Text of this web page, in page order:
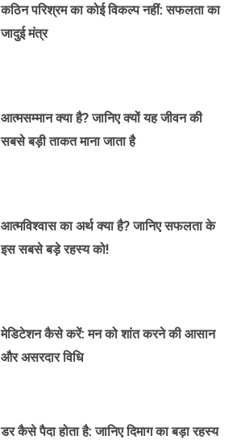
कठिन परिश्रम का कोई विकल्प नहीं: सफलता का
जादुई मंत्र
आत्मसम्मान क्या है? जानिए क्यों यह जीवन की
सबसे बड़ी ताकत माना जाता है
आत्मविश्वास का अर्थ क्या है? जानिए सफलता के
इस सबसे बड़े रहस्य को!
मेडिटेशन कैसे करें: मन को शांत करने की आसान
और असरदार विधि
डर कैसे पैदा होता है: जानिए दिमाग का बड़ा रहस्य